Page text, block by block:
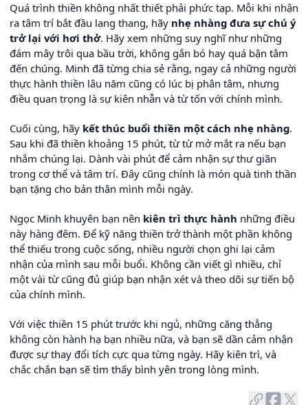
Quá trình thiền không nhất thiết phải phức tạp. Mỗi khi nhận
ra tâm trí bắt đầu lang thang, hãy nhẹ nhàng đưa sự chú ý
trở lại với hơi thở. Hãy xem những suy nghĩ như những
đám mây trôi qua bầu trời, không gắn bó hay quá bận tâm
đến chúng. Minh đã từng chia sẻ rằng, ngay cả những người
thực hành thiền lâu năm cũng có lúc bị phân tâm, nhưng
điều quan trọng là sự kiên nhẫn và từ tốn với chính mình.
Cuối cùng, hãy kết thúc buổi thiền một cách nhẹ nhàng.
Sau khi đã thiền khoảng 15 phút, từ từ mở mắt ra nếu bạn
nhắm chúng lại. Dành vài phút để cảm nhận sự thư giãn
trong cơ thể và tâm trí. Đây cũng chính là món quà tinh thần
bạn tặng cho bản thân mình mỗi ngày.
Ngọc Minh khuyên bạn nên kiên trì thực hành những điều
này hàng đêm. Để kỹ năng thiền trở thành một phần không
thể thiếu trong cuộc sống, nhiều người chọn ghi lại cảm
nhận của mình sau mỗi buổi. Không cần viết gì nhiều, chỉ
một vài từ cũng đủ giúp bạn nhận xét và theo dõi sự tiến bộ
của chính mình.
Với việc thiền 15 phút trước khi ngủ, những căng thẳng
không còn hành hạ bạn nhiều nữa, và bạn sẽ dần cảm nhận
được sự thay đổi tích cực qua từng ngày. Hãy kiên trì, và
chắc chắn bạn sẽ tìm thấy bình yên trong lòng mình.